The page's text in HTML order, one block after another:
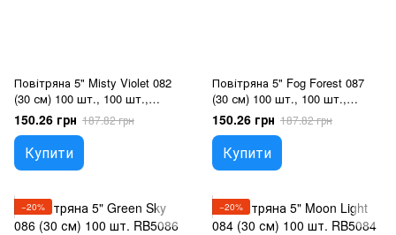
Повітряна 5" Misty Violet 082
(30 см) 100 шт., 100 шт.,
5"/12.5см, Гелій або повітря
150.26 грн 187.82 грн
Купити
Повітряна 5" Fog Forest 087
(30 см) 100 шт., 100 шт.,
5"/12.5см, Гелій або повітря
150.26 грн 187.82 грн
Купити
−20% −20%